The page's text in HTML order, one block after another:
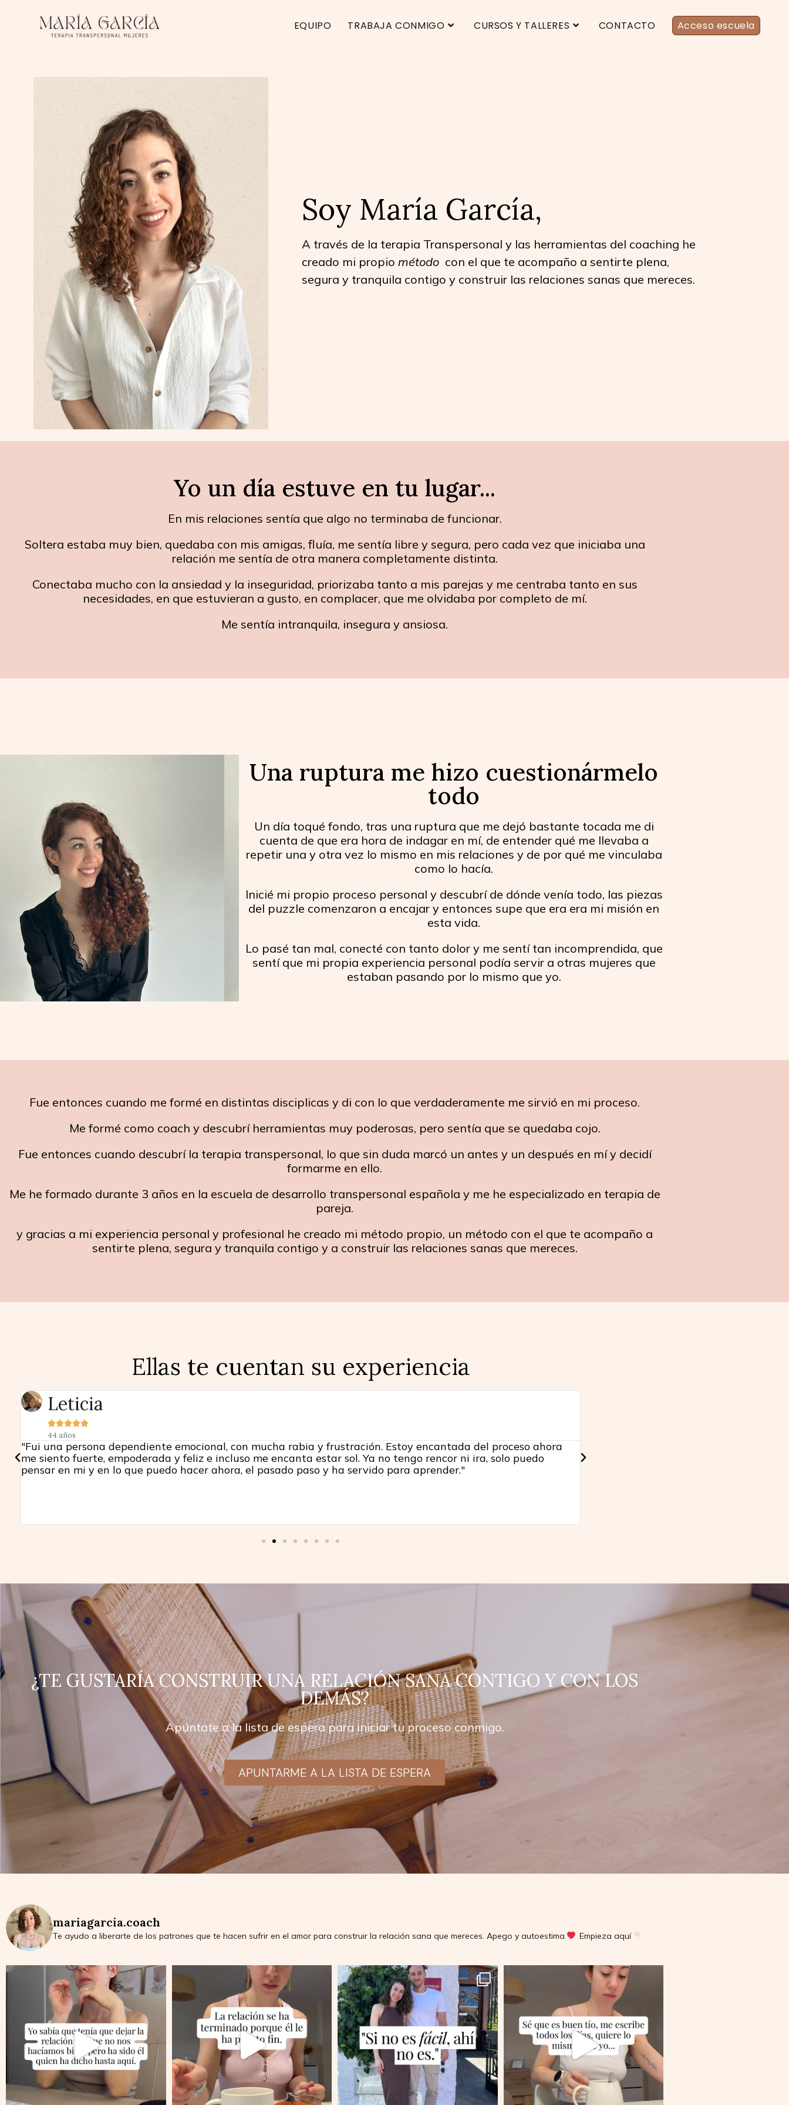
EQUIPO TRABAJA CONMIGO CURSOS Y TALLERES CONTACTO Acceso escuela
Soy María García,
A través de la terapia Transpersonal y las herramientas del coaching he
creado mi propio método con el que te acompaño a sentirte plena,
segura y tranquila contigo y construir las relaciones sanas que mereces.
Yo un día estuve en tu lugar...
En mis relaciones sentía que algo no terminaba de funcionar.
Soltera estaba muy bien, quedaba con mis amigas, fluía, me sentía libre y segura, pero cada vez que iniciaba una
relación me sentía de otra manera completamente distinta.
Conectaba mucho con la ansiedad y la inseguridad, priorizaba tanto a mis parejas y me centraba tanto en sus
necesidades, en que estuvieran a gusto, en complacer, que me olvidaba por completo de mí.
Me sentía intranquila, insegura y ansiosa.
Una ruptura me hizo cuestionármelo
todo
Un día toqué fondo, tras una ruptura que me dejó bastante tocada me di
cuenta de que era hora de indagar en mí, de entender qué me llevaba a
repetir una y otra vez lo mismo en mis relaciones y de por qué me vinculaba
como lo hacía.
Inicié mi propio proceso personal y descubrí de dónde venía todo, las piezas
del puzzle comenzaron a encajar y entonces supe que era era mi misión en
esta vida.
Lo pasé tan mal, conecté con tanto dolor y me sentí tan incomprendida, que
sentí que mi propia experiencia personal podía servir a otras mujeres que
estaban pasando por lo mismo que yo.
Fue entonces cuando me formé en distintas disciplicas y di con lo que verdaderamente me sirvió en mi proceso.
Me formé como coach y descubrí herramientas muy poderosas, pero sentía que se quedaba cojo.
Fue entonces cuando descubrí la terapia transpersonal, lo que sin duda marcó un antes y un después en mí y decidí
formarme en ello.
Me he formado durante 3 años en la escuela de desarrollo transpersonal española y me he especializado en terapia de
pareja.
y gracias a mi experiencia personal y profesional he creado mi método propio, un método con el que te acompaño a
sentirte plena, segura y tranquila contigo y a construir las relaciones sanas que mereces.
Ellas te cuentan su experiencia
Leticia

44 años
"Fui una persona dependiente emocional, con mucha rabia y frustración. Estoy encantada del proceso ahora
me siento fuerte, empoderada y feliz e incluso me encanta estar sol. Ya no tengo rencor ni ira, solo puedo
pensar en mi y en lo que puedo hacer ahora, el pasado paso y ha servido para aprender."
¿TE GUSTARÍA CONSTRUIR UNA RELACIÓN SANA CONTIGO Y CON LOS
DEMÁS?
Apúntate a la lista de espera para iniciar tu proceso conmigo.
APUNTARME A LA LISTA DE ESPERA
mariagarcia.coach
Te ayudo a liberarte de los patrones que te hacen sufrir en el amor para construir la relación sana que mereces. Apego y autoestima Empieza aquí